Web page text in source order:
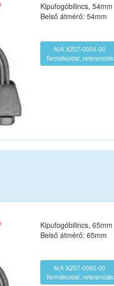
Kipufogóbilincs, 54mm
Belső átmérő: 54mm
N/A XZ07-0054-00
Termékoldal, referenciák
Kipufogóbilincs, 65mm
Belső átmérő: 65mm
N/A XZ07-0065-00
Termékoldal, referenciák